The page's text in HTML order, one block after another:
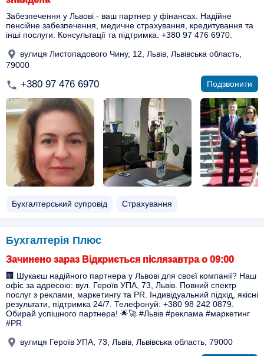
Забезпечення у Львові - ваш партнер у фінансах. Надійне
пенсійне забезпечення, медичне страхування, кредитування та
інші послуги. Консультації та підтримка. +380 97 476 6970.
вулиця Листопадового Чину, 12, Львів, Львівська область,
79000
+380 97 476 6970 Подзвонити
Бухгалтерський супровід Страхування
Бухгалтерія Плюс
Зачинено зараз Відкриється післязавтра о 09:00
🏢 Шукаєш надійного партнера у Львові для своєї компанії? Наш
офіс за адресою: вул. Героїв УПА, 73, Львів. Повний спектр
послуг з реклами, маркетингу та PR. Індивідуальний підхід, якісні
результати, підтримка 24/7. Телефонуй: +380 98 242 0879.
Обирай успішного партнера! 🌟🚀 #Львів #реклама #маркетинг
#PR
вулиця Героїв УПА, 73, Львів, Львівська область, 79000